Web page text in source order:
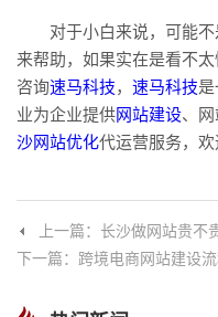
对于小白来说，可能不
来帮助，如果实在是看不
咨询速马科技， 速马科技
业为企业提供网站建设、网
沙网站优化代运营服务，欢
上一篇：长沙做网站贵不
下一篇：跨境电商网站建设